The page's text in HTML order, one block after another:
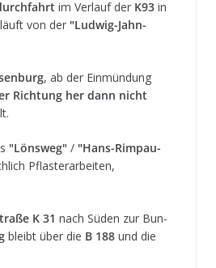
im Ver­lauf der K93 in
von der "Lud­wig-Jahn-
, ab der Ein­mün­dung
Rich­tung her dann nicht
"Löns­weg" / "Hans-Rim­pau-
Pflas­ter­ar­bei­ten,
K 31 nach Süden zur Bun­
bleibt über die B 188 und die